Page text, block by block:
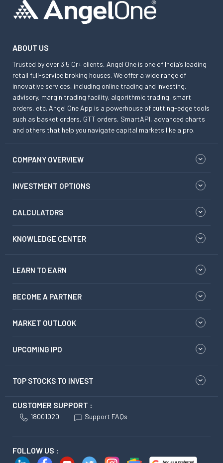
ABOUT US
Trusted by over 3.5 Cr+ clients, Angel One is one of India’s leading
retail full-service broking houses. We offer a wide range of
innovative services, including online trading and investing,
advisory, margin trading facility, algorithmic trading, smart
orders, etc. Angel One App is a powerhouse of cutting-edge tools
such as basket orders, GTT orders, SmartAPI, advanced charts
and others that help you navigate capital markets like a pro.
COMPANY OVERVIEW
INVESTMENT OPTIONS
CALCULATORS
KNOWLEDGE CENTER
LEARN TO EARN
BECOME A PARTNER
MARKET OUTLOOK
UPCOMING IPO
TOP STOCKS TO INVEST
CUSTOMER SUPPORT :
18001020 Support FAQs
FOLLOW US :